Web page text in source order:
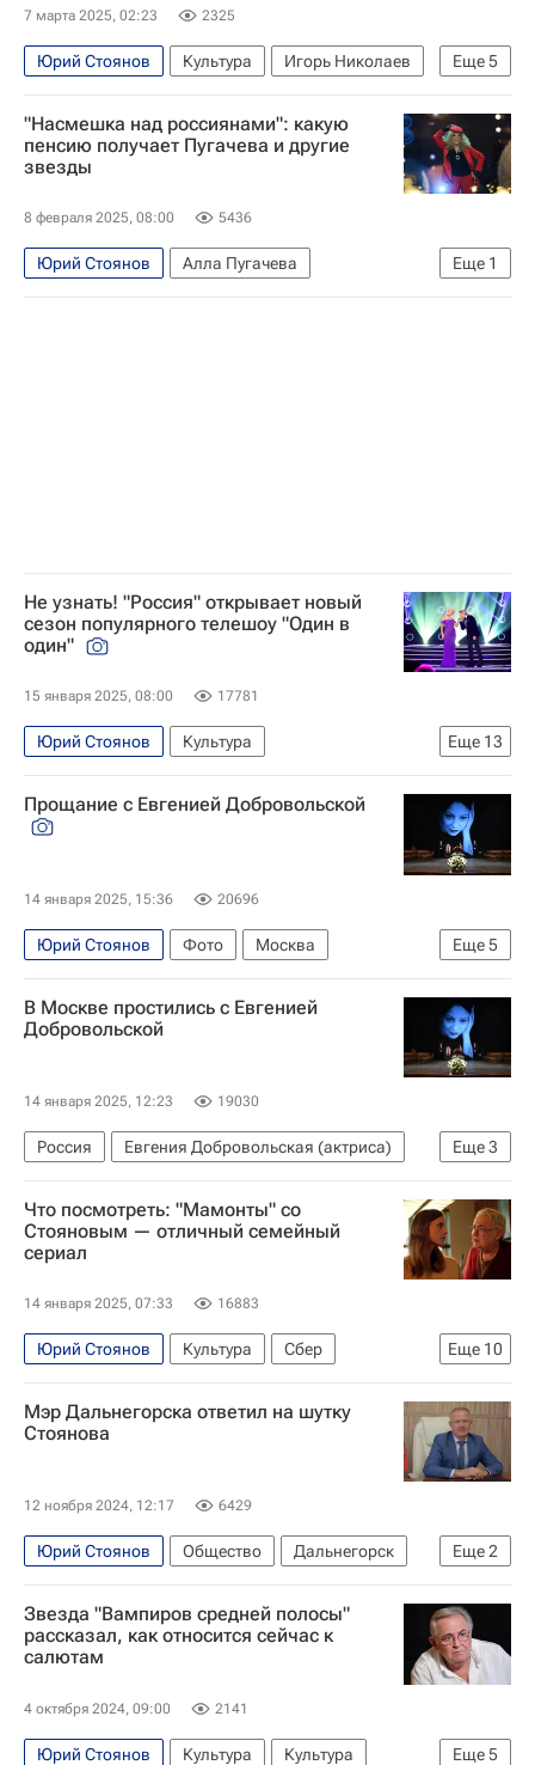
7 марта 2025, 02:23 2325
Еще5
Юрий Стоянов Культура
Игорь Николаев
Николай Басков
Россия-1 (телеканал)
что посмотреть
Музыка Стас Михайлов
"Насмешка над россиянами": какую
пенсию получает Пугачева и другие
звезды
8 февраля 2025, 08:00 5436
Еще 1
Юрий Стоянов
Алла Пугачева
Эдита Пьеха
Не узнать! "Россия" открывает новый
сезон популярного телешоу "Один в
один"
15 января 2025, 08:00 17781
Еще 13
Юрий Стоянов
Культура
Новости культуры
Культура
Фото - Культура
Культура-Важное
Николай Басков
Клава Кока
Юлия Савичева
Валерия Ланская
Вячеслав Макаров
Прощание с Евгенией Добровольской
14 января 2025, 15:36 20696
Еще5
Юрий Стоянов Фото
Москва
Евгения Добровольская (актриса)
МХТ имени А.П. Чехова
ГИТИС
В Москве простились с Евгенией
Добровольской
14 января 2025, 12:23 19030
Еще3
Россия
Евгения Добровольская (актриса)
Игорь Верник
Михаил Швыдкой ГИТИС
Что посмотреть: "Мамонты" со
Стояновым — отличный семейный
сериал
14 января 2025, 07:33 16883
Еще 10
Юрий Стоянов Культура
Сбер
Новый год
что посмотреть
онлайн
мошенники
Кибербезопасность
детектив
Культура Кино
Мэр Дальнегорска ответил на шутку
Стоянова
12 ноября 2024, 12:17 6429
Еще2
Юрий Стоянов Общество
Дальнегорск
Махачкала
Игорь Сахута
Звезда "Вампиров средней полосы"
рассказал, как относится сейчас к
салютам
4 октября 2024, 09:00 2141
Еще5
Юрий Стоянов Культура
Культура